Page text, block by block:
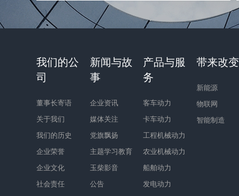
我们的公
司
董事长寄语
关于我们
我们的历史
企业荣誉
企业文化
社会责任
新闻与故
事
企业资讯
媒体关注
党旗飘扬
主题学习教育
玉柴影音
公告
产品与服
务
客车动力
卡车动力
工程机械动力
农业机械动力
船舶动力
发电动力
带来改变
新能源
物联网
智能制造